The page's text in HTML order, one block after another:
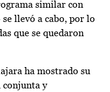
similar con
llevó a cabo, por lo
que se quedaron
ha mostrado su
conjunta y